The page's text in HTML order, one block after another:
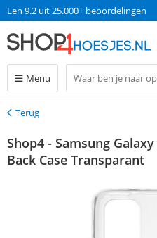
Een 9.2 uit 25.000+ beoordelingen
Menu
Terug
Terug
Shop4 - Samsung
Back Case Transparant